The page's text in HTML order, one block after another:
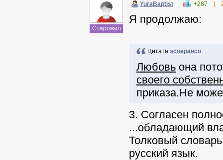
Старожил
YuraBaptist +287
Я продолжаю:
Цитата эсперансо
Любовь она
своего
приказа.Не
3. Согласен
...обладающий
Толковый
русский язык.